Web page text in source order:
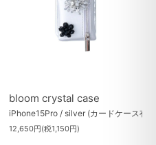
bloom crystal case
iPhone15Pro / silver (カードケース有)
12,650円(税1,150円)